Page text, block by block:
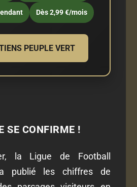
Dès 2,99 €/mois
PEUPLE VERT
SE CONFIRME !
la Ligue de Football
a publié les chiffres de